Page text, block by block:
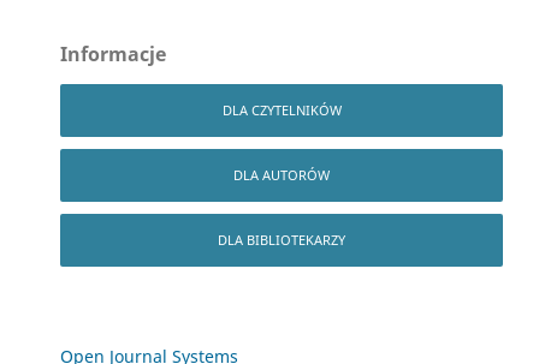
Informacje
DLA CZYTELNIKÓW
DLA AUTORÓW
DLA BIBLIOTEKARZY
Open Journal Systems